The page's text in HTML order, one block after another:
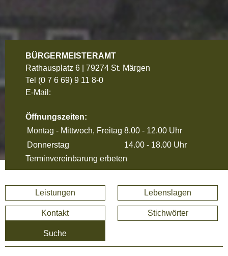
BÜRGERMEISTERAMT
Rathausplatz 6 | 79274 St. Märgen
Tel (0 7 6 69) 9 11 8-0
E-Mail:
Öffnungszeiten:
Montag - Mittwoch, Freitag 8.00 - 12.00 Uhr
Donnerstag
14.00 - 18.00 Uhr
Terminvereinbarung erbeten
Leistungen Lebenslagen
Kontakt Stichwörter
Suche